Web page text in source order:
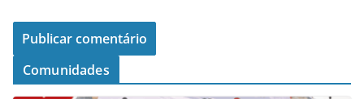
Comunidades